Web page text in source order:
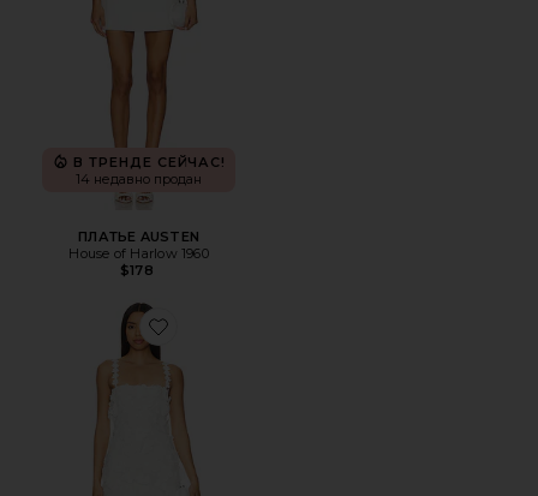
В ТРЕНДЕ СЕЙЧАС!
14 недавно продан
ПЛАТЬЕ AUSTEN
House of Harlow 1960
$178
Favorite ПЛАТЬЕ KIMMY MINI